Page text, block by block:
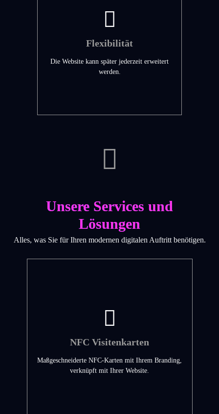
Flexibilität
Die Website kann später jederzeit erweitert
werden.
Unsere Services und
Lösungen
Alles, was Sie für Ihren modernen digitalen Auftritt benötigen.
NFC Visitenkarten
Maßgeschneiderte NFC-Karten mit Ihrem Branding,
verknüpft mit Ihrer Website.